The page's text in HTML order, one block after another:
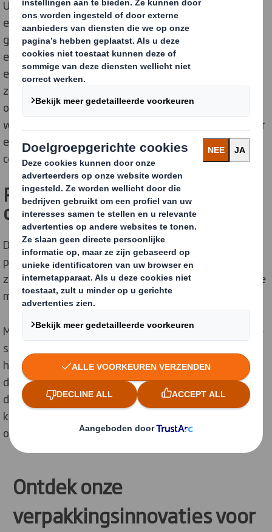
Up', een innovatieve verpakking die PET-flessen bij
elkaar houdt met een combinatie van een
golfkartonnen clip en een papieren band. De clip biedt
een ergonomische draaggreep voor consumenten en
extra ruimte voor branding, terwijl de papieren band
zorgt voor stevigheid en stabiliteit. Cruciaal is dat het
ontworpen is voor hogesnelheidsproductielijnen,
waardoor afvullers en merkeigenaren de overstap naar
een duurzame oplossing kunnen maken zonder
consessies te doen op verwerkingssnelheden.
Prijswinnende verpakking voor
de drankenindustrie
Deze combinatie van duurzaamheid, functionaliteit en
productieklaar ontwerp werd bekroond met een
zilveren onderscheiding bij De Gouden Noot, een van de
meest prestigieuze verpakkingsprijzen van Europa.
Met de DS Smith Lift Up zet het bedrijf een belangrijke
stap richting een circulaire economie en ondersteunt
het bedrijven in de drankenindustrie bij hun
duurzaamheidsdoelstellingen. De verpakking bewijst
dat innovatieve designkeuzes een concrete bijdrage
kunnen leveren aan zowel milieu-impact als
operationele efficiëntie.
Ontdek onze
verpakkingsinnovaties voor